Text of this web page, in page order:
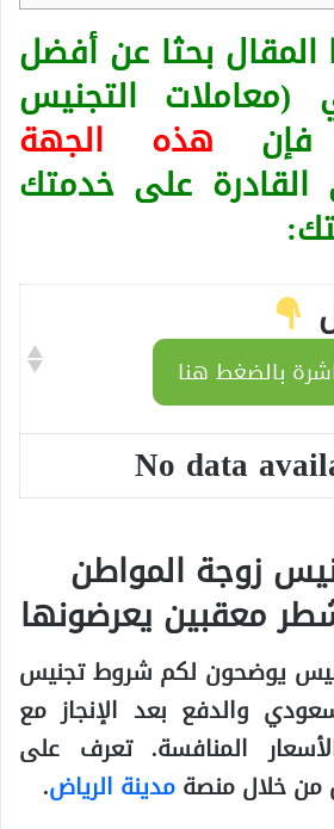
بحثا عن أفضل
التجنيس
فإن هذه الجهة
على خدمتك
بالضغط هنا
No data
زوجة المواطن
معقبين يعرضونها
يوضحون لكم شروط تجنيس
والدفع بعد الإنجاز مع
المنافسة.تعرف على
من خلال منصةمدينة الرياض.